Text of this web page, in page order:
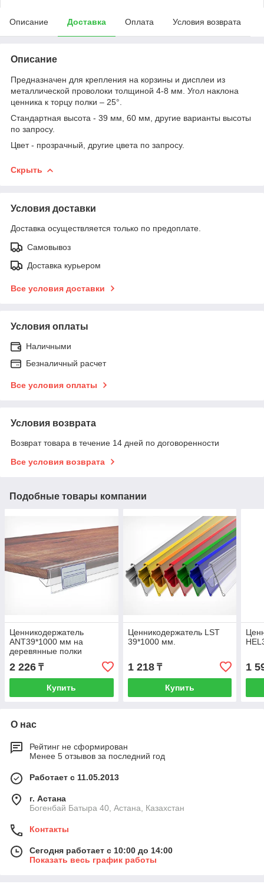
Описание Доставка Оплата Условия возврата
Описание
Предназначен для крепления на корзины и дисплеи из
металлической проволоки толщиной 4-8 мм. Угол наклона
ценника к торцу полки – 25°.
Стандартная высота - 39 мм, 60 мм, другие варианты высоты
по запросу.
Цвет - прозрачный, другие цвета по запросу.
Скрыть
Условия доставки
Доставка осуществляется только по предоплате.
Самовывоз
Доставка курьером
Все условия доставки
Условия оплаты
Наличными
Безналичный расчет
Все условия оплаты
Условия возврата
Возврат товара в течение 14 дней по договоренности
Все условия возврата
Подобные товары компании
Ценникодержатель
ANT39*1000 мм на
деревянные полки
2 226 ₸
Купить
Ценникодержатель LST
39*1000 мм.
1 218₸
Купить
1
О нас
Рейтинг не сформирован
Менее 5 отзывов за последний год
Работает с 11.05.2013
г. Астана
Богенбай Батыра 40, Астана, Казахстан
Контакты
Сегодня работает с 10:00 до 14:00
Показать весь график работы